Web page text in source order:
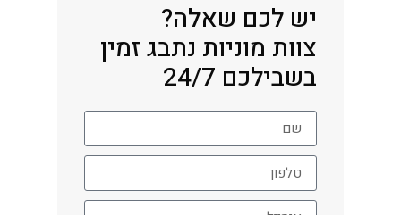
יש לכם שאלה?
צוות מוניות נתבג זמין
בשבילכם 24/7